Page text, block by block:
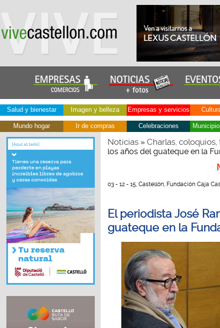
Salud y bienestar Imagen y belleza Empresas y servicios
Mundo hogar Ir de compras Celebraciones
Noticias» Charlas,
los años del guateque en la
03 - 12 - 15, Castellón, Fundación Caja
El periodista José
guateque en la